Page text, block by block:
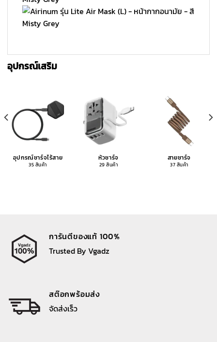
อุปกรณ์เสริม
อุปกรณ์ชาร์จไร้สาย
35 สินค้า
หัวชาร์จ
29 สินค้า
สายชาร์จ
37 สินค้า
การันตีของแท้ 100%
Trusted By Vgadz
สต๊อกพร้อมส่ง
จัดส่งเร็ว